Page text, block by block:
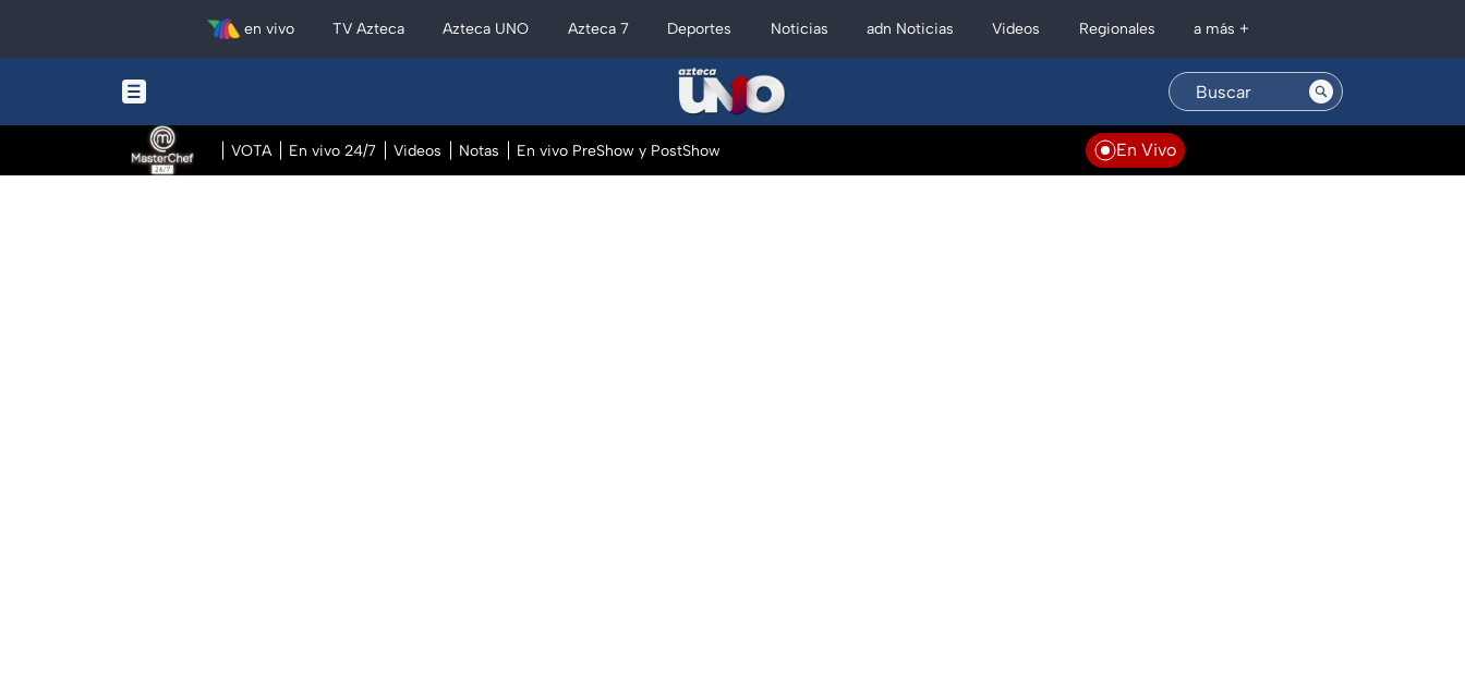
en vivo TV Azteca Azteca UNO Azteca 7 Deportes Noticias adn Noticias Videos Regionales a más +
VOTA En vivo 24/7 Videos Notas En vivo PreShow y PostShow En Vivo